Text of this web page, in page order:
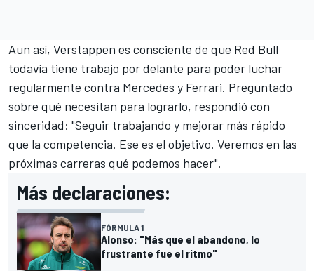
Aun así, Verstappen es consciente de que Red Bull
todavía tiene trabajo por delante para poder luchar
regularmente contra Mercedes y Ferrari. Preguntado
sobre qué necesitan para lograrlo, respondió con
sinceridad: "Seguir trabajando y mejorar más rápido
que la competencia. Ese es el objetivo. Veremos en las
próximas carreras qué podemos hacer".
Más declaraciones:
FÓRMULA 1
Alonso: "Más que el abandono, lo
frustrante fue el ritmo"